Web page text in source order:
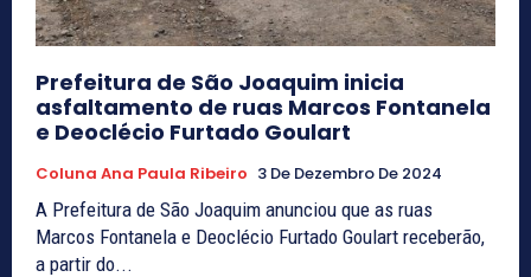
Prefeitura de São Joaquim inicia
asfaltamento de ruas Marcos Fontanela
e Deoclécio Furtado Goulart
Coluna Ana Paula Ribeiro 3 De Dezembro De 2024
A Prefeitura de São Joaquim anunciou que as ruas
Marcos Fontanela e Deoclécio Furtado Goulart receberão,
a partir do...